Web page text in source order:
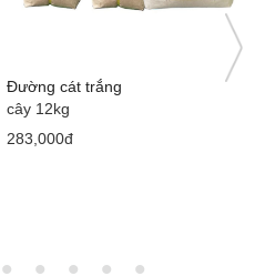
Đường cát trắng
cây 12kg
283,000đ